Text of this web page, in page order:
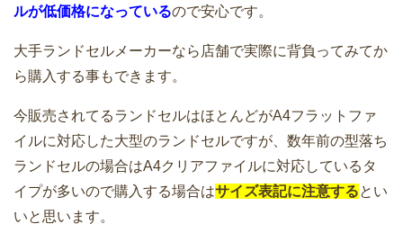
ルが低価格になっているので安心です。
大手ランドセルメーカーなら店舗で実際に背負ってみてか
ら購入する事もできます。
今販売されてるランドセルはほとんどがA4フラットファ
イルに対応した大型のランドセルですが、数年前の型落ち
ランドセルの場合はA4クリアファイルに対応しているタ
イプが多いので購入する場合はサイズ表記に注意するとい
いと思います。